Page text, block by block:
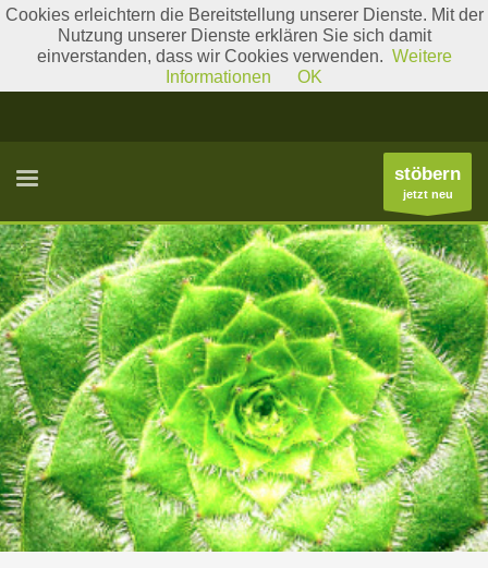
Literatur Gattungslisten
stöbern
jetzt neu
Cookies erleichtern die Bereitstellung unserer Dienste. Mit der
Nutzung unserer Dienste erklären Sie sich damit
einverstanden, dass wir Cookies verwenden. Weitere
Informationen
OK